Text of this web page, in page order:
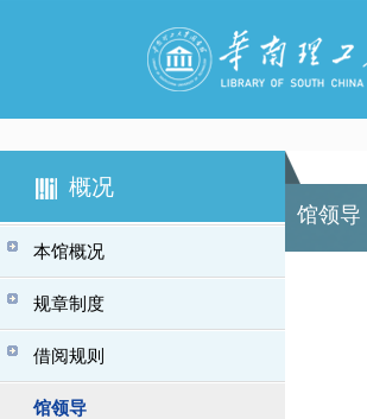
概况
本馆概况
规章制度
借阅规则
馆领导
馆领导